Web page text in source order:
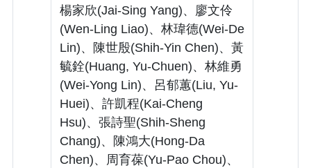
楊家欣(Jai-Sing Yang)、廖文伶
(Wen-Ling Liao)、林瑋德(Wei-De
Lin)、陳世殷(Shih-Yin Chen)、黃
毓銓(Huang, Yu-Chuen)、林維勇
(Wei-Yong Lin)、呂郁蕙(Liu, Yu-
Huei)、許凱程(Kai-Cheng
Hsu)、張詩聖(Shih-Sheng
Chang)、陳鴻大(Hong-Da
Chen)、周育葆(Yu-Pao Chou)、